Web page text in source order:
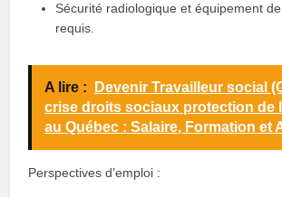
Sécurité radiologique et équipement
requis.
A lire :
Devenir Travailleur social
crise droits sociaux protection de
au Québec : Salaire, Formation et
Perspectives d’emploi :